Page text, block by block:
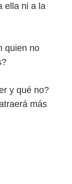
ella ni a la
quien no
y qué no?
más